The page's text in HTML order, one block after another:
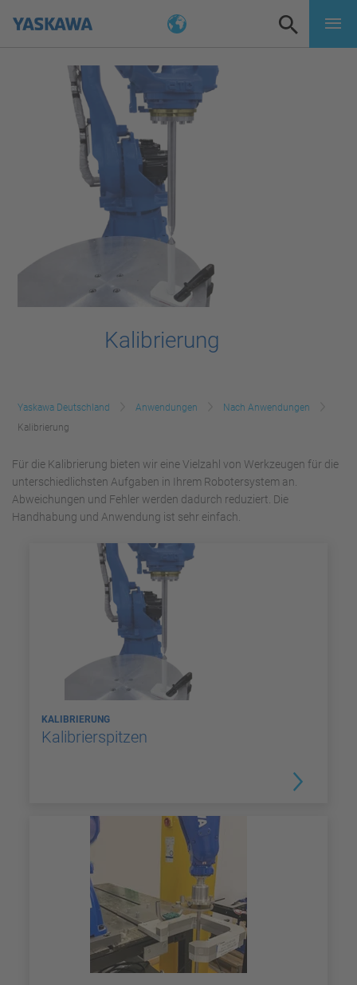
Kalibrierung
Yaskawa Deutschland Anwendungen
Nach Anwendungen
Kalibrierung
Für die Kalibrierung bieten wir eine Vielzahl von Werkzeugen für die
unterschiedlichsten Aufgaben in Ihrem Robotersystem an.
Abweichungen und Fehler werden dadurch reduziert. Die
Handhabung und Anwendung ist sehr einfach.
KALIBRIERUNG
Kalibrierspitzen